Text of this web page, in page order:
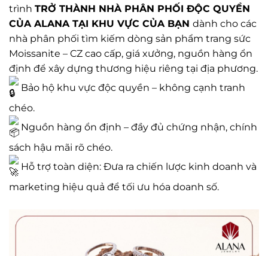
trình TRỞ THÀNH NHÀ PHÂN PHỐI ĐỘC QUYỀN
CỦA ALANA TẠI KHU VỰC CỦA BẠN dành cho các
nhà phân phối tìm kiếm dòng sản phẩm trang sức
Moissanite – CZ cao cấp, giá xưởng, nguồn hàng ổn
định để xây dựng thương hiệu riêng tại địa phương.
Bảo hộ khu vực độc quyền – không cạnh tranh
chéo.
Nguồn hàng ổn định – đầy đủ chứng nhận, chính
sách hậu mãi rõ chéo.
Hỗ trợ toàn diện: Đưa ra chiến lược kinh doanh và
marketing hiệu quả để tối ưu hóa doanh số.